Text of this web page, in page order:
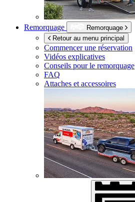
Remorquage
Remorquage
Retour au menu principal
Commencer une réservation
Vidéos explicatives
Conseils pour le remorquage
FAQ
Attaches et accessoires